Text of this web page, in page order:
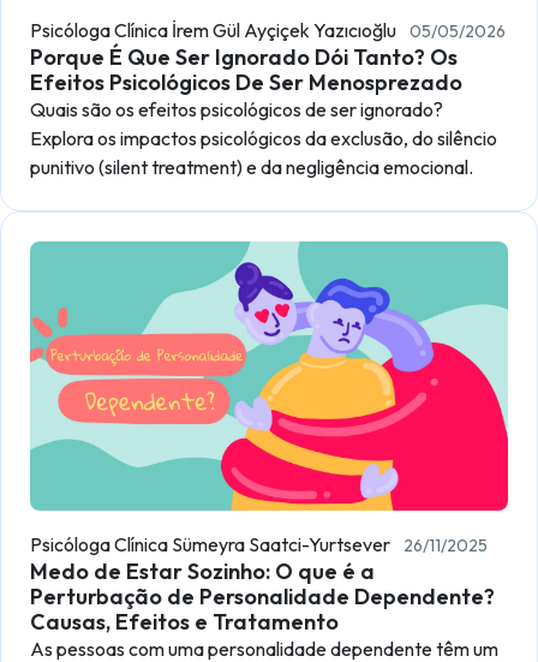
Psicóloga Clínica İrem Gül Ayçiçek Yazıcıoğlu 05/05/2026
Porque É Que Ser Ignorado Dói Tanto? Os
Efeitos Psicológicos De Ser Menosprezado
Quais são os efeitos psicológicos de ser ignorado?
Explora os impactos psicológicos da exclusão, do silêncio
punitivo (silent treatment) e da negligência emocional.
Psicóloga Clínica Sümeyra Saatci-Yurtsever 26/11/2025
Medo de Estar Sozinho: O que é a
Perturbação de Personalidade Dependente?
Causas, Efeitos e Tratamento
As pessoas com uma personalidade dependente têm um